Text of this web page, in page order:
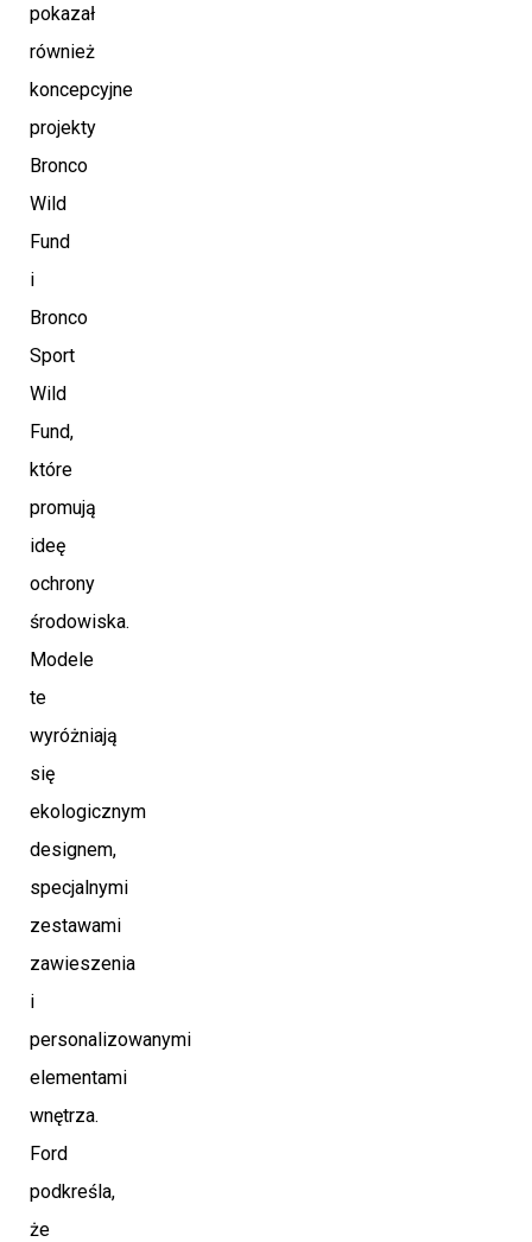
pokazał
również
koncepcyjne
projekty
Bronco
Wild
Fund
i
Bronco
Sport
Wild
Fund,
które
promują
ideę
ochrony
środowiska.
Modele
te
wyróżniają
się
ekologicznym
designem,
specjalnymi
zestawami
zawieszenia
i
personalizowanymi
elementami
wnętrza.
Ford
podkreśla,
że